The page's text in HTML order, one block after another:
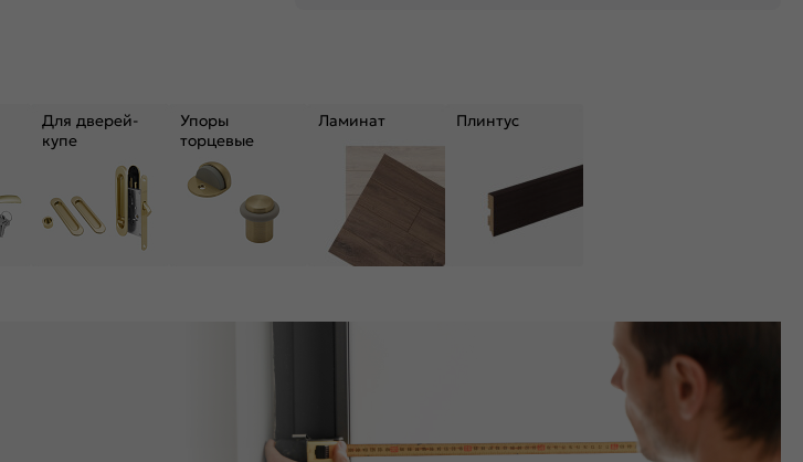
Для дверей-
купе
Упоры
торцевые
Ламинат Плинтус